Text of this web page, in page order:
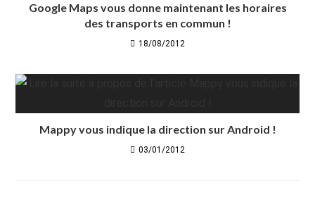
Google Maps vous donne maintenant les horaires
des transports en commun !
18/08/2012
Mappy vous indique la direction sur Android !
03/01/2012